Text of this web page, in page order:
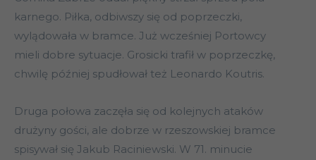
karnego. Piłka, odbiwszy się od poprzeczki,
wylądowała w bramce. Już wcześniej Portowcy
mieli dobre sytuacje. Grosicki trafił w poprzeczkę,
chwilę później spudłował też Leonardo Koutris.
Druga połowa zaczęła się od kolejnych ataków
drużyny gości, ale dobrze w rzeszowskiej bramce
spisywał się Jakub Raciniewski. W 71. minucie